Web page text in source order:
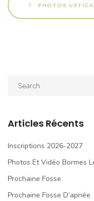
PHOTOS USTICA
Articles Récents
Inscriptions 2026-2027
Photos Et Vidéo Bormes
Prochaine Fosse
Prochaine Fosse D’apnée